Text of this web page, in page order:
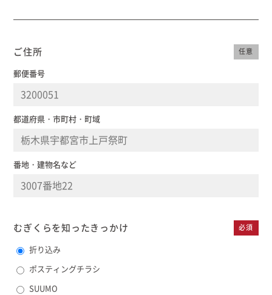
ご住所 任意
郵便番号
都道府県・市町村・町域
番地・建物名など
むぎくらを知ったきっかけ 必須
折り込み
ポスティングチラシ
SUUMO